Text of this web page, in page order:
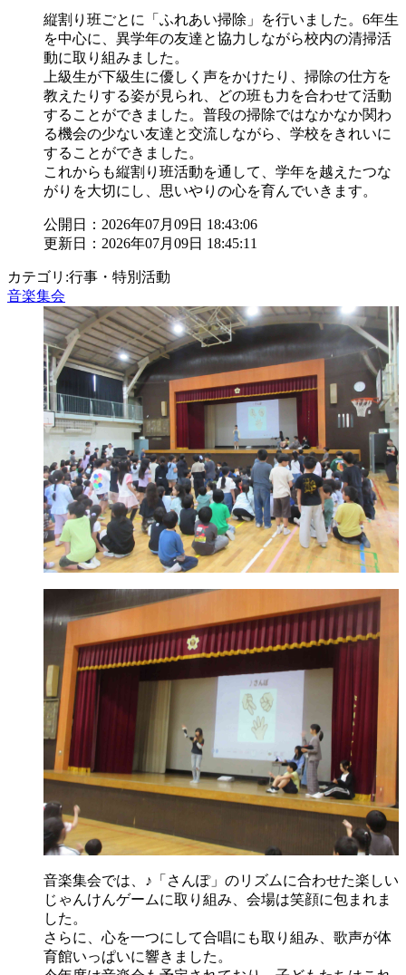
縦割り班ごとに「ふれあい掃除」を行いました。6年生
を中心に、異学年の友達と協力しながら校内の清掃活
動に取り組みました。
上級生が下級生に優しく声をかけたり、掃除の仕方を
教えたりする姿が見られ、どの班も力を合わせて活動
することができました。普段の掃除ではなかなか関わ
る機会の少ない友達と交流しながら、学校をきれいに
することができました。
これからも縦割り班活動を通して、学年を越えたつな
がりを大切にし、思いやりの心を育んでいきます。
公開日：2026年07月09日 18:43:06
更新日：2026年07月09日 18:45:11
カテゴリ:行事・特別活動
音楽集会
音楽集会では、♪「さんぽ」のリズムに合わせた楽しい
じゃんけんゲームに取り組み、会場は笑顔に包まれま
した。
さらに、心を一つにして合唱にも取り組み、歌声が体
育館いっぱいに響きました。